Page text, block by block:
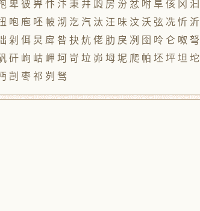
卑 彼 畀 忭 汴 秉 幷 瓝 房 汾 忿 咐 阜 侅 冈 汩
咆 庖 呸 帔 沏 汔 汽 汰 汪 味 汶 沃 弦 冼 忻 沂
剁 佴 炅 戽 咎 抉 炕 佬 肋 戾 冽 囹 呤 仑 呶 弩
矸 岣 岵 岬 坷 岢 垃 峁 坶 坭 爬 帕 坯 坪 坦 坨
剀 枣 祁 刿 驽